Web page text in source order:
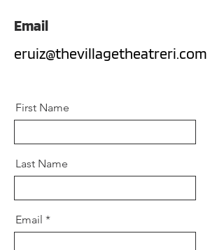
Email
eruiz@thevillagetheatreri.com
First Name
Last Name
Email